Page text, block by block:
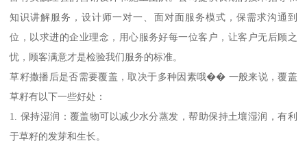
知识讲解服务，设计师一对一、面对面服务模式，保需求沟通到
位，以求进的企业理念，用心服务好每一位客户，让客户无后顾之
忧，顾客满意才是检验我们服务的标准。
草籽撒播后是否需要覆盖，取决于多种因素哦�� 一般来说，覆盖
草籽有以下一些好处：
1. 保持湿润：覆盖物可以减少水分蒸发，帮助保持土壤湿润，有利
于草籽的发芽和生长。